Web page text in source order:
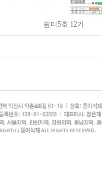
쉼터5호 12기